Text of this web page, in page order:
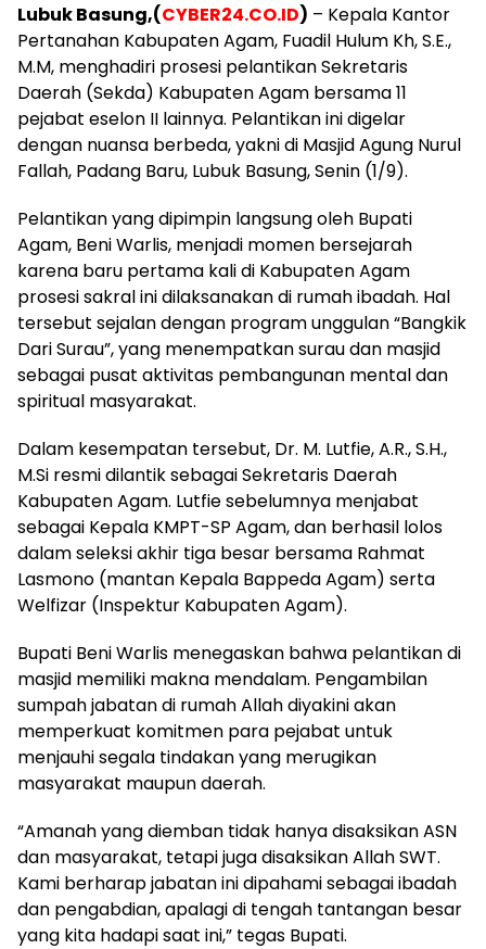
Lubuk Basung,(CYBER24.CO.ID) – Kepala Kantor
Pertanahan Kabupaten Agam, Fuadil Hulum Kh, S.E.,
M.M, menghadiri prosesi pelantikan Sekretaris
Daerah (Sekda) Kabupaten Agam bersama 11
pejabat eselon II lainnya. Pelantikan ini digelar
dengan nuansa berbeda, yakni di Masjid Agung Nurul
Fallah, Padang Baru, Lubuk Basung, Senin (1/9).
Pelantikan yang dipimpin langsung oleh Bupati
Agam, Beni Warlis, menjadi momen bersejarah
karena baru pertama kali di Kabupaten Agam
prosesi sakral ini dilaksanakan di rumah ibadah. Hal
tersebut sejalan dengan program unggulan “Bangkik
Dari Surau”, yang menempatkan surau dan masjid
sebagai pusat aktivitas pembangunan mental dan
spiritual masyarakat.
Dalam kesempatan tersebut, Dr. M. Lutfie, A.R., S.H.,
M.Si resmi dilantik sebagai Sekretaris Daerah
Kabupaten Agam. Lutfie sebelumnya menjabat
sebagai Kepala KMPT-SP Agam, dan berhasil lolos
dalam seleksi akhir tiga besar bersama Rahmat
Lasmono (mantan Kepala Bappeda Agam) serta
Welfizar (Inspektur Kabupaten Agam).
Bupati Beni Warlis menegaskan bahwa pelantikan di
masjid memiliki makna mendalam. Pengambilan
sumpah jabatan di rumah Allah diyakini akan
memperkuat komitmen para pejabat untuk
menjauhi segala tindakan yang merugikan
masyarakat maupun daerah.
“Amanah yang diemban tidak hanya disaksikan ASN
dan masyarakat, tetapi juga disaksikan Allah SWT.
Kami berharap jabatan ini dipahami sebagai ibadah
dan pengabdian, apalagi di tengah tantangan besar
yang kita hadapi saat ini,” tegas Bupati.